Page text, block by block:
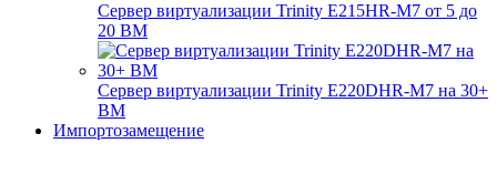
Сервер виртуализации Trinity E215HR-M7 от 5 до
20 ВМ
Сервер виртуализации Trinity E220DHR-M7 на 30+
ВМ
Импортозамещение